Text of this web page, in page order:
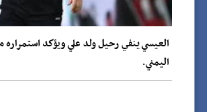
العيسي ينفي رحيل ولد علي ويؤكد
اليمني.